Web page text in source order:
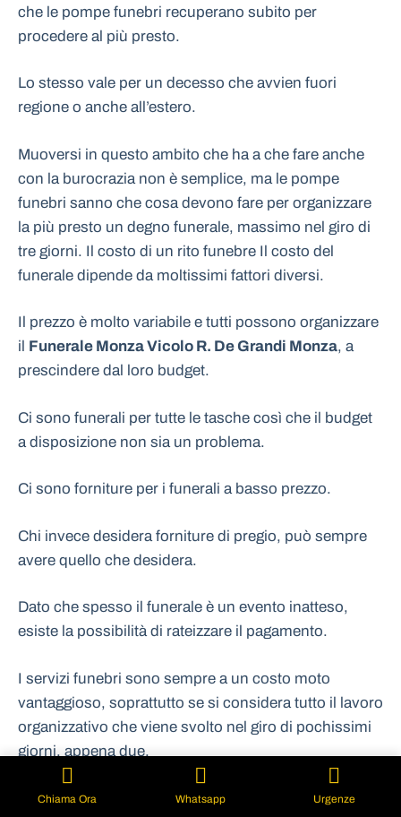
che le pompe funebri recuperano subito per
procedere al più presto.
Lo stesso vale per un decesso che avvien fuori
regione o anche all’estero.
Muoversi in questo ambito che ha a che fare anche
con la burocrazia non è semplice, ma le pompe
funebri sanno che cosa devono fare per organizzare
la più presto un degno funerale, massimo nel giro di
tre giorni. Il costo di un rito funebre Il costo del
funerale dipende da moltissimi fattori diversi.
Il prezzo è molto variabile e tutti possono organizzare
il Funerale Monza Vicolo R. De Grandi Monza, a
prescindere dal loro budget.
Ci sono funerali per tutte le tasche così che il budget
a disposizione non sia un problema.
Ci sono forniture per i funerali a basso prezzo.
Chi invece desidera forniture di pregio, può sempre
avere quello che desidera.
Dato che spesso il funerale è un evento inatteso,
esiste la possibilità di rateizzare il pagamento.
I servizi funebri sono sempre a un costo moto
vantaggioso, soprattutto se si considera tutto il lavoro
organizzativo che viene svolto nel giro di pochissimi
giorni, appena due.
La qualità servizio è altissima e il prezzo accessibile e
Chiama Ora Whatsapp Urgenze